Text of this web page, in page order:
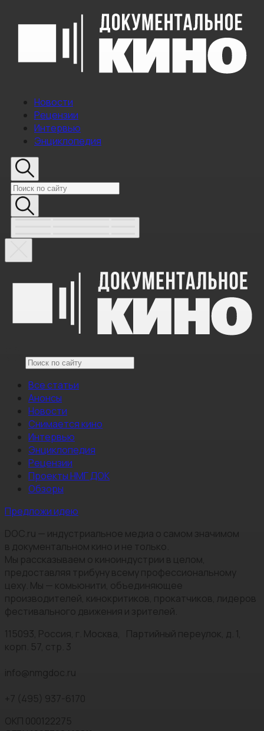
Новости
Рецензии
Интервью
Энциклопедия
Все статьи
Анонсы
Новости
Снимается кино
Интервью
Энциклопедия
Рецензии
Проекты НМГ ДОК
Обзоры
Предложи идею
DOC.ru — индустриальное медиа о самом значимом
в документальном кино и не только.
Мы рассказываем о киноиндустрии в целом,
предоставляя трибуну всему профессиональному
цеху. Мы — комьюнити, объединяющее
производителей, кинокритиков, прокатчиков, лидеров
фестивального движения и зрителей.
115093, Россия, г. Москва, Партийный переулок, д. 1,
корп. 57, стр. 3
info@nmgdoc.ru